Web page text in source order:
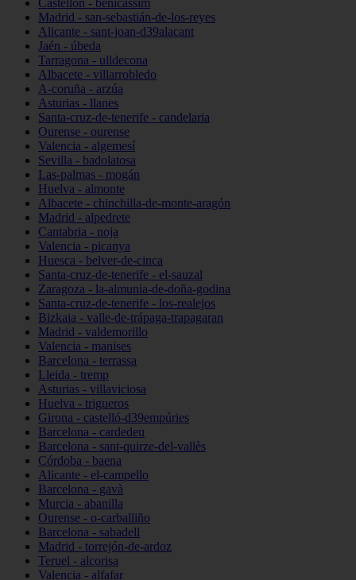
Castellón - benicàssim
Madrid - san-sebastián-de-los-reyes
Alicante - sant-joan-d39alacant
Jaén - úbeda
Tarragona - ulldecona
Albacete - villarrobledo
A-coruña - arzúa
Asturias - llanes
Santa-cruz-de-tenerife - candelaria
Ourense - ourense
Valencia - algemesí
Sevilla - badolatosa
Las-palmas - mogán
Huelva - almonte
Albacete - chinchilla-de-monte-aragón
Madrid - alpedrete
Cantabria - noja
Valencia - picanya
Huesca - belver-de-cinca
Santa-cruz-de-tenerife - el-sauzal
Zaragoza - la-almunia-de-doña-godina
Santa-cruz-de-tenerife - los-realejos
Bizkaia - valle-de-trápaga-trapagaran
Madrid - valdemorillo
Valencia - manises
Barcelona - terrassa
Lleida - tremp
Asturias - villaviciosa
Huelva - trigueros
Girona - castelló-d39empúries
Barcelona - cardedeu
Barcelona - sant-quirze-del-vallès
Córdoba - baena
Alicante - el-campello
Barcelona - gavà
Murcia - abanilla
Ourense - o-carballiño
Barcelona - sabadell
Madrid - torrejón-de-ardoz
Teruel - alcorisa
Valencia - alfafar